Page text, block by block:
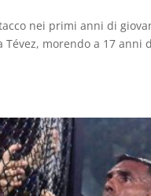
nei primi anni di
morendo a 17 anni